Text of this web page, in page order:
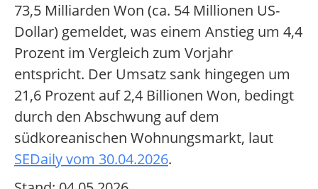
73,5 Milliarden Won (ca. 54 Millionen US-
Dollar) gemeldet, was einem Anstieg um 4,4
Prozent im Vergleich zum Vorjahr
entspricht. Der Umsatz sank hingegen um
21,6 Prozent auf 2,4 Billionen Won, bedingt
durch den Abschwung auf dem
südkoreanischen Wohnungsmarkt, laut
SEDaily vom 30.04.2026.